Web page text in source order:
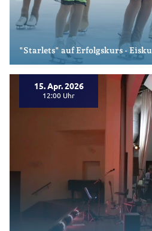
"Starlets" auf Erfolgskurs -
15. Apr. 2026
12:00